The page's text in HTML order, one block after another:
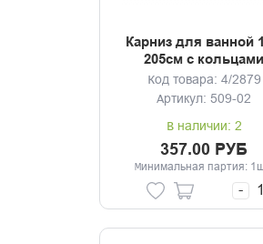
Карниз для ванной
205см с кольцами
голубой
Код товара: 4/2879
Артикул: 509-02
В наличии: 2
357.00 РУБ
Минимальная партия:
-